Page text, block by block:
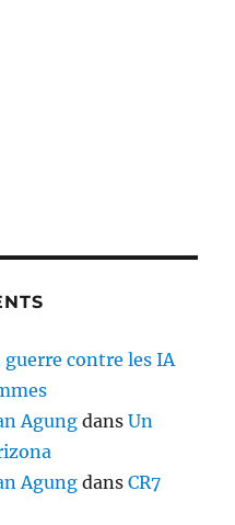
guerre contre les IA
Agung dansUn
Agung dansCR7